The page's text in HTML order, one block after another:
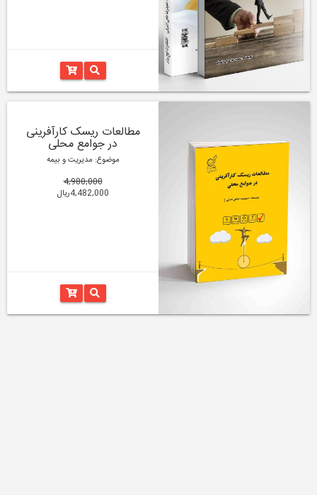
مطالعات ریسک کارآفرینی
در جوامع محلی
موضوع: مدیریت و بیمه
4,980,000
4,482,000ریال